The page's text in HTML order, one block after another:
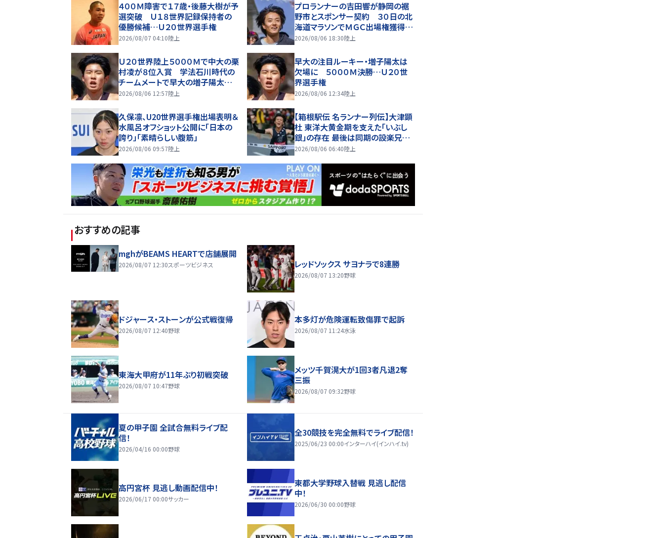
集第１弾、国学院大
４００Ｍ障害で１７歳・後藤大樹が予
選突破 Ｕ１８世界記録保持者の
優勝候補…Ｕ２０世界選手権
2026/08/07 04:10陸上
プロランナーの吉田響が静岡の裾
野市とスポンサー契約 ３０日の北
海道マラソンでＭＧＣ出場権獲得狙
う
2026/08/06 18:30陸上
Ｕ２０世界陸上５０００Ｍで中大の栗
村凌が８位入賞 学法石川時代の
チームメートで早大の増子陽太は
欠場
2026/08/06 12:57陸上
早大の注目ルーキー・増子陽太は
欠場に ５０００Ｍ決勝…Ｕ２０世
界選手権
2026/08/06 12:34陸上
久保凛、U20世界選手権出場表明＆
水風呂オフショット公開に「日本の
誇り」「素晴らしい腹筋」
2026/08/06 09:57陸上
【箱根駅伝 名ランナー列伝】大津顕
杜 東洋大黄金期を支えた「いぶし
銀」の存在 最後は同期の設楽兄弟
も受賞できなかった金栗杯に輝く
2026/08/06 06:40陸上
おすすめの記事
mghがBEAMS HEARTで店舗展開
2026/08/07 12:30スポーツビジネス レッドソックス サヨナラで8連勝
2026/08/07 13:20野球
ドジャース・ストーンが公式戦復帰
2026/08/07 12:40野球
本多灯が危険運転致傷罪で起訴
2026/08/07 11:24水泳
東海大甲府が11年ぶり初戦突破
2026/08/07 10:47野球
メッツ千賀滉大が1回3者凡退2奪
三振
2026/08/07 09:32野球
夏の甲子園 全試合無料ライブ配
信！
2026/04/16 00:00野球
全30競技を完全無料でライブ配信！
2025/06/23 00:00インターハイ(インハイ.tv)
高円宮杯 見逃し動画配信中！
2026/06/17 00:00サッカー
東都大学野球入替戦 見逃し配信
中！
2026/06/30 00:00野球